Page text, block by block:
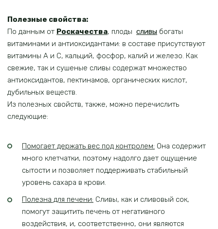
Полезные свойства:
По данным от Роскачества, плоды сливы богаты
витаминами и антиоксидантами: в составе присутствуют
витамины А и С, кальций, фосфор, калий и железо. Как
свежие, так и сушеные сливы содержат множество
антиоксидантов, пектинамов, органических кислот,
дубильных веществ.
Из полезных свойств, также, можно перечислить
следующие:
Помогает держать вес под контролем: Она содержит
много клетчатки, поэтому надолго дает ощущение
сытости и позволяет поддерживать стабильный
уровень сахара в крови.
Полезна для печени: Сливы, как и сливовый сок,
помогут защитить печень от негативного
воздействия, и, соответственно, они являются